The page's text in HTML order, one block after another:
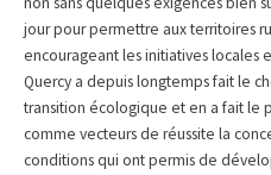
jour pour permettre aux territoires
encourageant les initiatives locales
Quercy a depuis longtemps fait le
transition écologique et en a fait le
comme vecteurs de réussite la
conditions qui ont permis de